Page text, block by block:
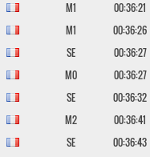
M1 00:36:21
M1 00:36:26
SE 00:36:27
M0 00:36:27
SE 00:36:32
M2 00:36:41
SE 00:36:43